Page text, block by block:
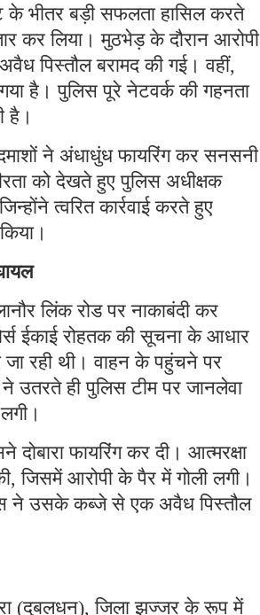
भीतर बड़ी सफलता हासिल करते
कर लिया। मुठभेड़ के दौरान आरोपी
पिस्तौल बरामद की गई। वहीं,
है। पुलिस पूरे नेटवर्क की गहनता
है।
ने अंधाधुंध फायरिंग कर सनसनी
को देखते हुए पुलिस अधीक्षक
त्वरित कार्रवाई करते हुए
लिंक रोड पर नाकाबंदी कर
ईकाई रोहतक की सूचना के आधार
रही थी। वाहन के पहुंचने पर
उतरते ही पुलिस टीम पर जानलेवा
फायरिंग कर दी। आत्मरक्षा
जिसमें आरोपी के पैर में गोली लगी।
ने उसके कब्जे से एक अवैध पिस्तौल
(दुबलधन), जिला झज्जर के रूप में